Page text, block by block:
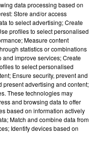
data processing based on
Store and/or access
to select advertising; Create
profiles to select personalised
Measure content
statistics or combinations
and improve services; Create
to select personalised
Ensure security, prevent and
present advertising and content;
These technologies may
and browsing data to offer
based on information actively
Match and combine data from
Identify devices based on